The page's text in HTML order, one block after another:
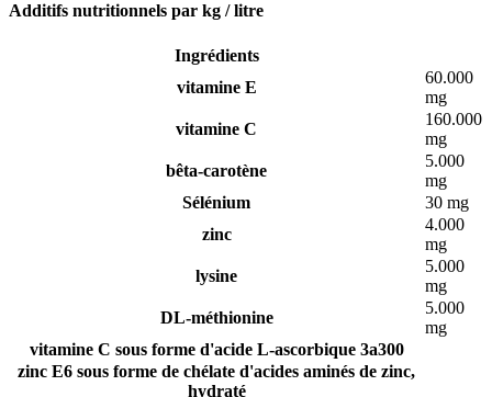
Additifs nutritionnels par kg / litre
Ingrédients
vitamine E
60.000
mg
vitamine C
160.000
mg
bêta-carotène
5.000
mg
Sélénium
30 mg
zinc
4.000
mg
lysine
5.000
mg
DL-méthionine
5.000
mg
vitamine C sous forme d'acide L-ascorbique 3a300
zinc E6 sous forme de chélate d'acides aminés de zinc,
hydraté